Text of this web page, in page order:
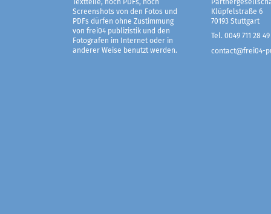
Textteile, noch PDFs, noch
Screenshots von den Fotos und
PDFs dürfen ohne Zustimmung
von frei04 publizistik und den
Fotografen im Internet oder in
anderer Weise benutzt werden.
Klüpfelstraße 6
70193 Stuttgart
Tel. 0049 711 28 49
contact@frei04-